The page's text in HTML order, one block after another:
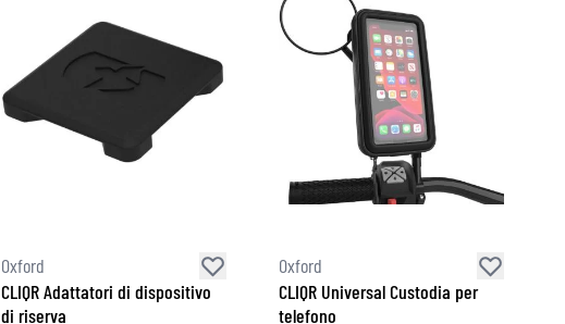
Oxford
CLIQR Adattatori di dispositivo
di riserva
Oxford
CLIQR Universal Custodia per
telefono